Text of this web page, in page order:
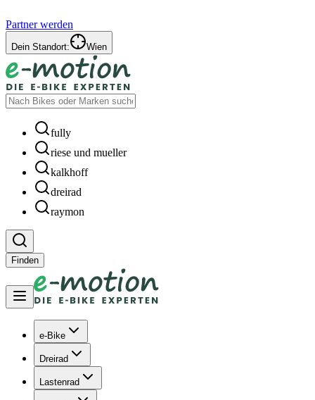
Partner werden
Dein Standort: Wien
fully
riese und mueller
kalkhoff
dreirad
raymon
Finden
e-Bike
Dreirad
Lastenrad